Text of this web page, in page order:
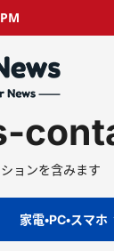
ョンを含みます
家電・PC・スマホ